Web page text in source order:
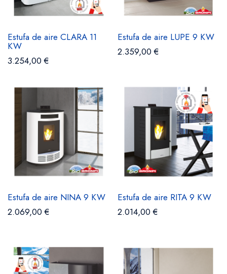
Estufa de aire CLARA 11
KW
3.254,00 €
Estufa de aire LUPE 9 KW
2.359,00 €
Estufa de aire NINA 9 KW
2.069,00 €
Estufa de aire RITA 9 KW
2.014,00 €